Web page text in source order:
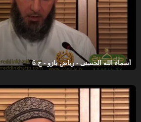
أسماء الله الحسنى - رياض بازو - ح 6